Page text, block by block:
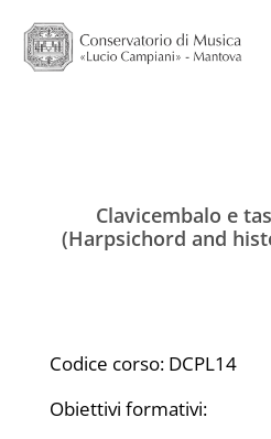
Clavicembalo e
(Harpsichord and
Codice corso: DCPL14
Obiettivi formativi: